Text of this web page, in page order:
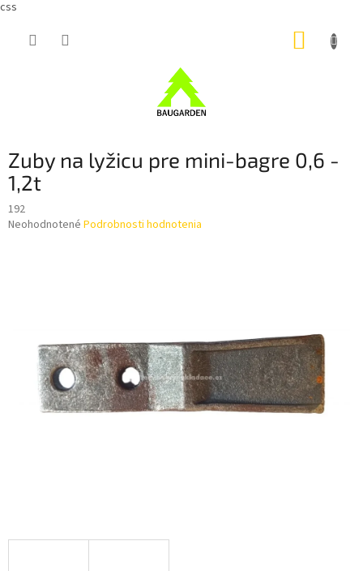
css
Zuby na lyžicu pre mini-bagre 0,6 -
1,2t
192
Priemerné
Neohodnotené Podrobnosti hodnotenia